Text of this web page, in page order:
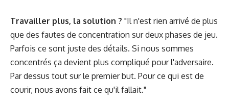
Travailler plus, la solution ? "Il n'est rien arrivé de plus
que des fautes de concentration sur deux phases de jeu.
Parfois ce sont juste des détails. Si nous sommes
concentrés ça devient plus compliqué pour l'adversaire.
Par dessus tout sur le premier but. Pour ce qui est de
courir, nous avons fait ce qu'il fallait."